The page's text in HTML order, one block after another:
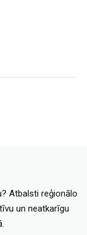
Atbalsti reģionālo
un neatkarīgu